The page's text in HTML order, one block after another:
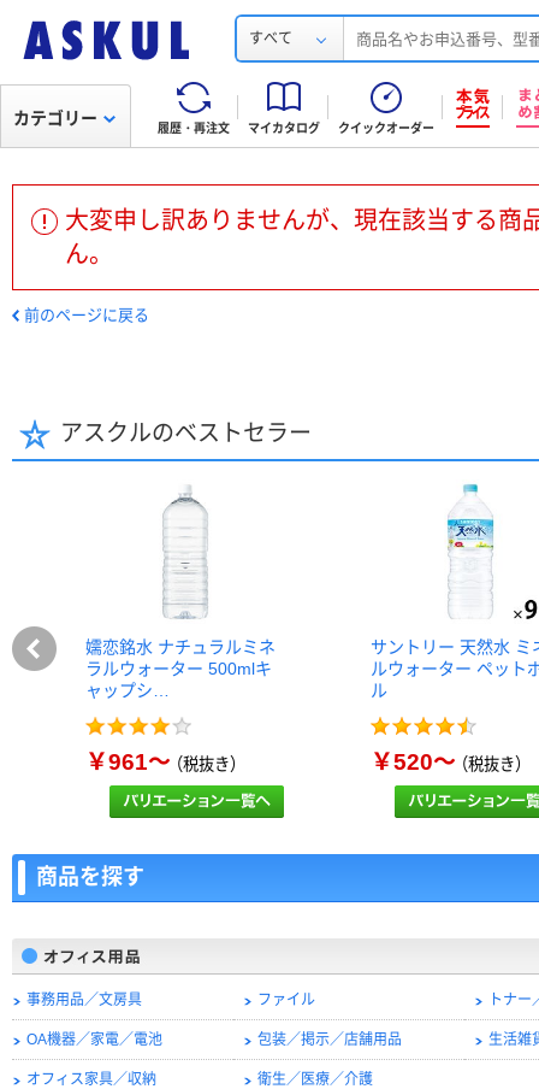
すべて
履歴・再注文 マイカタログ クイックオーダー
カテゴリー
大変申し訳ありませんが、現在該当する商
ん。
前のページに戻る
アスクルのベストセラー
嬬恋銘水 ナチュラルミネ
ラルウォーター 500mlキ
ャップシ…
￥961～（税抜き）
サントリー 天然水 ミ
ルウォーター ペット
ル
￥520～（税抜き）
商品を探す
事務用品／文房具 ファイル トナ
OA機器／家電／電池 包装／掲示／店舗用品 生活雑
オフィス家具／収納 衛生／医療／介護